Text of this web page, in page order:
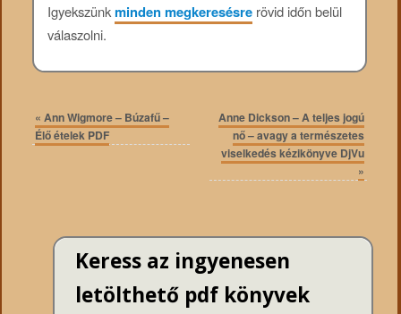
Igyekszünkminden megkeresésrerövid időn belül
válaszolni.
« Ann Wigmore – Búzafű –
Élő ételek PDF
Anne Dickson – A teljes jogú
nő – avagy a természetes
viselkedés kézikönyve DjVu
»
Keress az ingyenesen
letölthető pdf könyvek